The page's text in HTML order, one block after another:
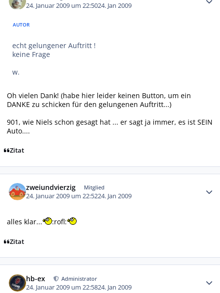
24. Januar 2009 um 22:5024. Jan 2009
AUTOR
echt gelungener Auftritt !
keine Frage
w.
Oh vielen Dank! (habe hier leider keinen Button, um ein
DANKE zu schicken für den gelungenen Auftritt...)
901, wie Niels schon gesagt hat ... er sagt ja immer, es ist SEIN
Auto....
Zitat
zweiundvierzig Mitglied
24. Januar 2009 um 22:5224. Jan 2009
alles klar... :rofl:
Zitat
hb-ex Administrator
24. Januar 2009 um 22:5824. Jan 2009